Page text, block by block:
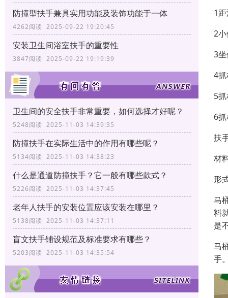
防撞型扶手兼具实用功能及装饰功能于一体
4262阅读 2025-09-22 19:20:45
安装卫生间浴室扶手的重要性
3847阅读 2025-09-22 19:19:39
卫生间的安全扶手非常重要，如何选择才好呢？
5248阅读 2025-11-03 14:39:35
防撞扶手在实际生活中的作用有哪些呢？
5134阅读 2025-11-03 14:38:23
什么是通道防撞扶手？它一般有哪些款式？
5226阅读 2025-11-03 14:37:45
老年人扶手的安装位置应该安装在哪里？
5138阅读 2025-11-03 14:37:11
盲文扶手铺设规范及标准要求有哪些？
5203阅读 2025-11-03 14:35:54
1
2
3
4
5
6
扶
材
形
马
料
是
马
手